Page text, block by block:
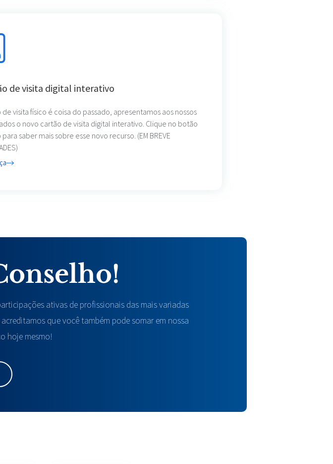
de visita digital interativo
de visita físico é coisa do passado, apresentamos aos nossos
o novo cartão de visita digital interativo. Clique no botão
saber mais sobre esse novo recurso. (EM BREVE
ativas de profissionais das mais variadas
que você também pode somar em nossa
hoje mesmo!